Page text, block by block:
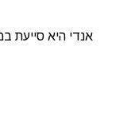
אנדי היא סייעת